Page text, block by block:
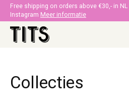
Free shipping on orders above €30,- in
Instagram Meer informatie
Collecties